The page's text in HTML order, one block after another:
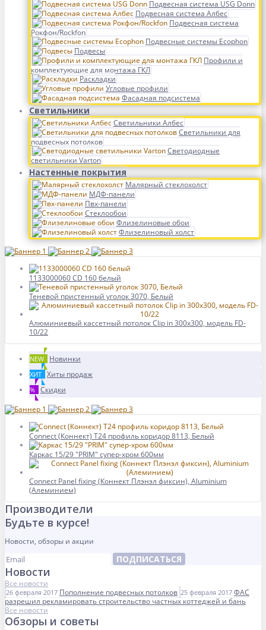
Подвесная система USG Donn
Подвесная система Албес
Подвесная система
Рокфон/Rockfon
Подвесные системы Ecophon
Подвесы
Профили и
комплектующие для монтажа ГКЛ
Раскладки
Угловые профили
Фасадная подсистема
Светильники
Светильники Албес
Светильники для
подвесных потолков
Светодиодные
светильники Varton
Настенные покрытия
Малярный стеклохолст
МДФ-панели
Пвх-панели
Стеклообои
Флизелиновые обои
Флизелиновый холст
1133000060 CD 160 белый
Теневой пристенный уголок 3070, Белый
Алюминиевый кассетный потолок Clip in 300х300, модель FD-
10/22
NEW Новинки
ХИТ Хиты продаж
% Скидки
Connect (Коннект) T24 профиль коридор 8113, Белый
Каркас 15/29 "PRIM" супер-хром 600мм
Connect Panel fixing (Коннект Плэнэл фиксин), Aluminium
(Алеминием)
Производители
Будьте в курсе!
Новости, обзоры и акции
ПОДПИСАТЬСЯ
Новости
Все новости
26 февраля 2017 Пополнение подвесных потолков 25 февраля 2017 ФАС
разрешил рекламировать строительство частных коттеджей и бань
Все новости
Обзоры и советы